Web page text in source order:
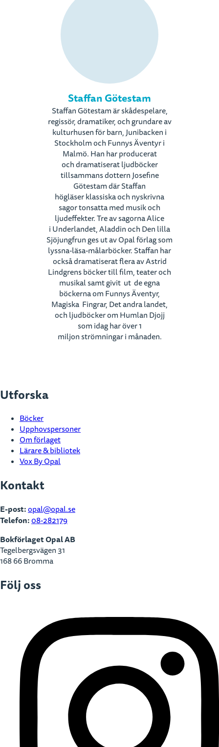
Staffan Götestam
Staffan Götestam är skådespelare,
regissör, dramatiker, och grundare av
kulturhusen för barn, Junibacken i
Stockholm och Funnys Äventyr i
Malmö. Han har producerat
och dramatiserat ljudböcker
tillsammans dottern Josefine
Götestam där Staffan
högläser klassiska och nyskrivna
sagor tonsatta med musik och
ljudeffekter. Tre av sagorna Alice
i Underlandet, Aladdin och Den lilla
Sjöjungfrun ges ut av Opal förlag som
lyssna-läsa-målarböcker. Staffan har
också dramatiserat flera av Astrid
Lindgrens böcker till film, teater och
musikal samt givit ut de egna
böckerna om Funnys Äventyr,
Magiska Fingrar, Det andra landet,
och ljudböcker om Humlan Djojj
som idag har över 1
miljon strömningar i månaden.
Utforska
Böcker
Upphovspersoner
Om förlaget
Lärare & bibliotek
Vox By Opal
Kontakt
E-post:opal@opal.se
Telefon:08-282179
Bokförlaget Opal AB
Tegelbergsvägen 31
168 66 Bromma
Följ oss